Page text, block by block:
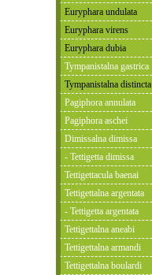
Euryphara undulata
Euryphara virens
Euryphara dubia
Tympanistalna gastrica
Tympanistalna distincta
Pagiphora annulata
Pagiphora aschei
Dimissalna dimissa
- Tettigetta dimissa
Tettigettacula baenai
Tettigettalna argentata
- Tettigetta argentata
Tettigettalna aneabi
Tettigettalna armandi
Tettigettalna boulardi